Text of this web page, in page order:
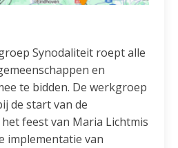
Synodaliteit roept alle
en
te bidden. De werkgroep
de start van de
feest van Maria Lichtmis
implementatie van